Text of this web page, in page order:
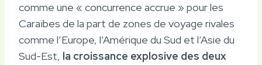
comme une « concurrence accrue » pour les
Caraïbes de la part de zones de voyage rivales
comme l’Europe, l’Amérique du Sud et l’Asie du
Sud-Est, la croissance explosive des deux